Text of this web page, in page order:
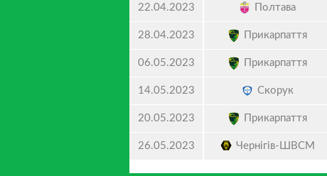
22.04.2023 Полтава
28.04.2023 Прикарпаття
06.05.2023 Прикарпаття
14.05.2023 Скорук
20.05.2023 Прикарпаття
26.05.2023 Чернігів-ШВСМ